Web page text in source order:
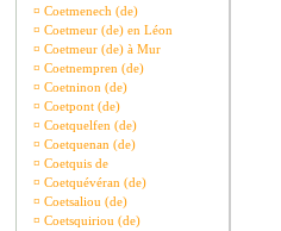
¤ Coetmenech (de)
¤ Coetmeur (de) en Léon
¤ Coetmeur (de) à Mur
¤ Coetnempren (de)
¤ Coetninon (de)
¤ Coetpont (de)
¤ Coetquelfen (de)
¤ Coetquenan (de)
¤ Coetquis de
¤ Coetquévéran (de)
¤ Coetsaliou (de)
¤ Coetsquiriou (de)